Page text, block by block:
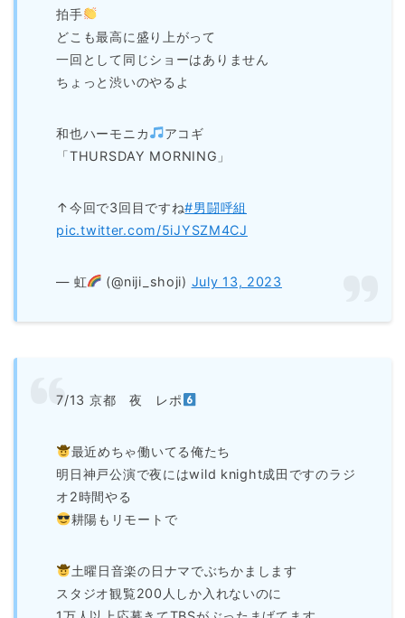
拍手
どこも最高に盛り上がって
一回として同じショーはありません
ちょっと渋いのやるよ
和也ハーモニカ
アコギ
「THURSDAY MORNING」
↑今回で3回目ですね#男闘呼組
pic.twitter.com/5iJYSZM4CJ
— 虹 (@niji_shoji) July 13, 2023
7/13 京都 夜 レポ
最近めちゃ働いてる俺たち
明日神戸公演で夜にはwild knight成田ですのラジ
オ2時間やる
耕陽もリモートで
土曜日音楽の日ナマでぶちかまします
スタジオ観覧200人しか入れないのに